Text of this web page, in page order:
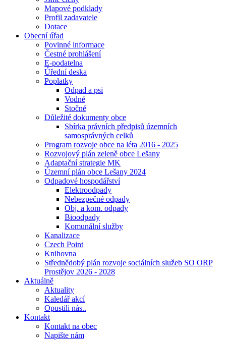
Mapové podklady
Profil zadavatele
Dotace
Obecní úřad
Povinné informace
Čestné prohlášení
E-podatelna
Úřední deska
Poplatky
Odpad a psi
Vodné
Stočné
Důležité dokumenty obce
Sbírka právních předpisů územních
samosprávných celků
Program rozvoje obce na léta 2016 - 2025
Rozvojový plán zeleně obce Lešany
Adaptační strategie MK
Územní plán obce Lešany 2024
Odpadové hospodářství
Elektroodpady
Nebezpečné odpady
Obj. a kom. odpady
Bioodpady
Komunální služby
Kanalizace
Czech Point
Knihovna
Střednědobý plán rozvoje sociálních služeb SO ORP
Prostějov 2026 - 2028
Aktuálně
Aktuality
Kaledář akcí
Opustili nás..
Kontakt
Kontakt na obec
Napište nám